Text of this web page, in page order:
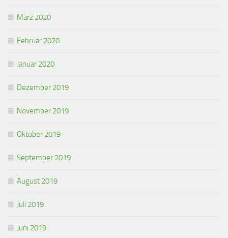
März 2020
Februar 2020
Januar 2020
Dezember 2019
November 2019
Oktober 2019
September 2019
August 2019
Juli 2019
Juni 2019